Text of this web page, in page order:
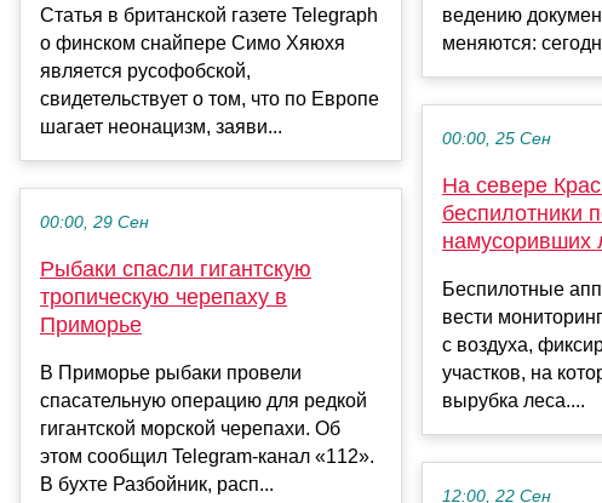
Статья в британской газете Telegraph
о финском снайпере Симо Хяюхя
является русофобской,
свидетельствует о том, что по Европе
шагает неонацизм, заяви...
00:00, 29 Сен
Рыбаки спасли гигантскую
тропическую черепаху в
Приморье
В Приморье рыбаки провели
спасательную операцию для редкой
гигантской морской черепахи. Об
этом сообщил Telegram-канал «112».
В бухте Разбойник, расп...
ведению
меняются:
00:00, 25 Сен
На севере
беспилотники
намусоривших
Беспилотные
вести
с воздуха,
участков, на
вырубка леса....
12:00, 22 Сен